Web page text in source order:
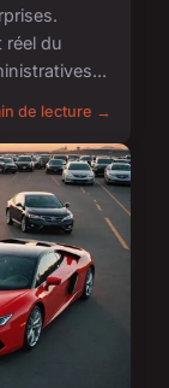
réel du
de lecture →